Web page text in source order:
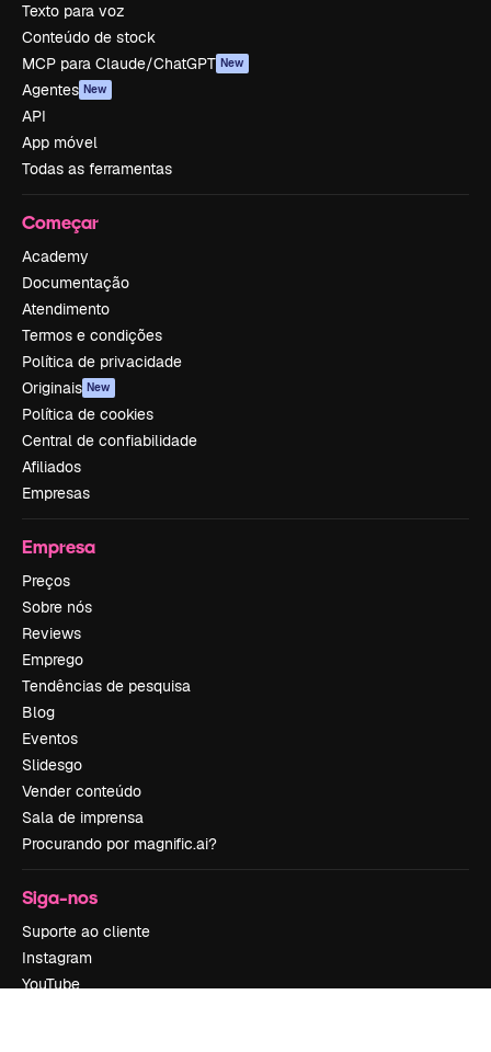
Texto para voz
Conteúdo de stock
MCP para Claude/ChatGPT New
Agentes New
API
App móvel
Todas as ferramentas
Começar
Academy
Documentação
Atendimento
Termos e condições
Política de privacidade
Originais New
Política de cookies
Central de confiabilidade
Afiliados
Empresas
Empresa
Preços
Sobre nós
Reviews
Emprego
Tendências de pesquisa
Blog
Eventos
Slidesgo
Vender conteúdo
Sala de imprensa
Procurando por magnific.ai?
Siga-nos
Suporte ao cliente
Instagram
YouTube